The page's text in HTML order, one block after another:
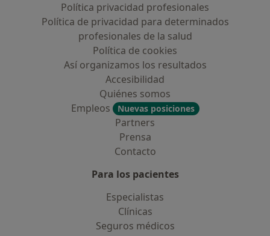
Política privacidad profesionales
Política de privacidad para determinados
profesionales de la salud
Política de cookies
Así organizamos los resultados
Accesibilidad
Quiénes somos
Empleos
Nuevas posiciones
Partners
Prensa
Contacto
Para los pacientes
Especialistas
Clínicas
Seguros médicos